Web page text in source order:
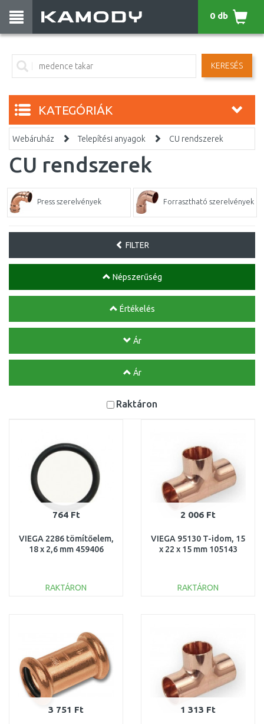
KERESÉS
0 db
KATEGÓRIÁK
Webáruház Telepítési anyagok CU rendszerek
CU rendszerek
Press szerelvények Forrasztható szerelvények
FILTER
Népszerűség
Értékelés
Ár
Ár
Raktáron
764 Ft
VIEGA 2286 tömítőelem,
18 x 2,6 mm 459406
RAKTÁRON
2 006 Ft
VIEGA 95130 T-idom, 15
x 22 x 15 mm 105143
RAKTÁRON
3 751 Ft 1 313 Ft